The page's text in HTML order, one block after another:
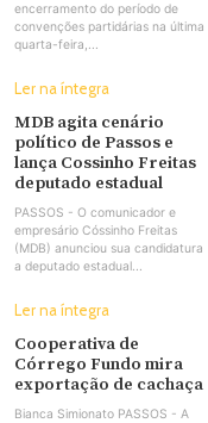
encerramento do período de
convenções partidárias na última
quarta-feira,...
Ler na íntegra
MDB agita cenário
político de Passos e
lança Cossinho Freitas
deputado estadual
PASSOS - O comunicador e
empresário Cóssinho Freitas
(MDB) anunciou sua candidatura
a deputado estadual...
Ler na íntegra
Cooperativa de
Córrego Fundo mira
exportação de cachaça
Bianca Simionato PASSOS - A